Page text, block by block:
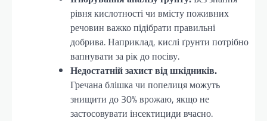
рівня кислотності чи вмісту поживних
речовин важко підібрати правильні
добрива. Наприклад, кислі ґрунти потрібно
вапнувати за рік до посіву.
Недостатній захист від шкідників.
Гречана блішка чи попелиця можуть
знищити до 30% врожаю, якщо не
застосовувати інсектициди вчасно.